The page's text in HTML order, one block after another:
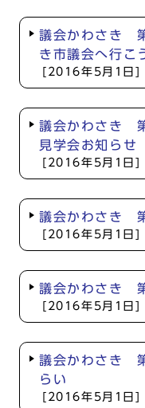
議会かわさき
き市議会へ行こ
[2016年5月1日]
議会かわさき
見学会お知らせ
[2016年5月1日]
議会かわさき
[2016年5月1日]
議会かわさき
[2016年5月1日]
議会かわさき
らい
[2016年5月1日]